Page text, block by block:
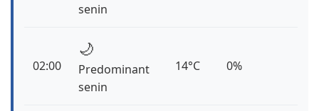
senin
02:00
🌙
Predominant
senin
14°C 0%